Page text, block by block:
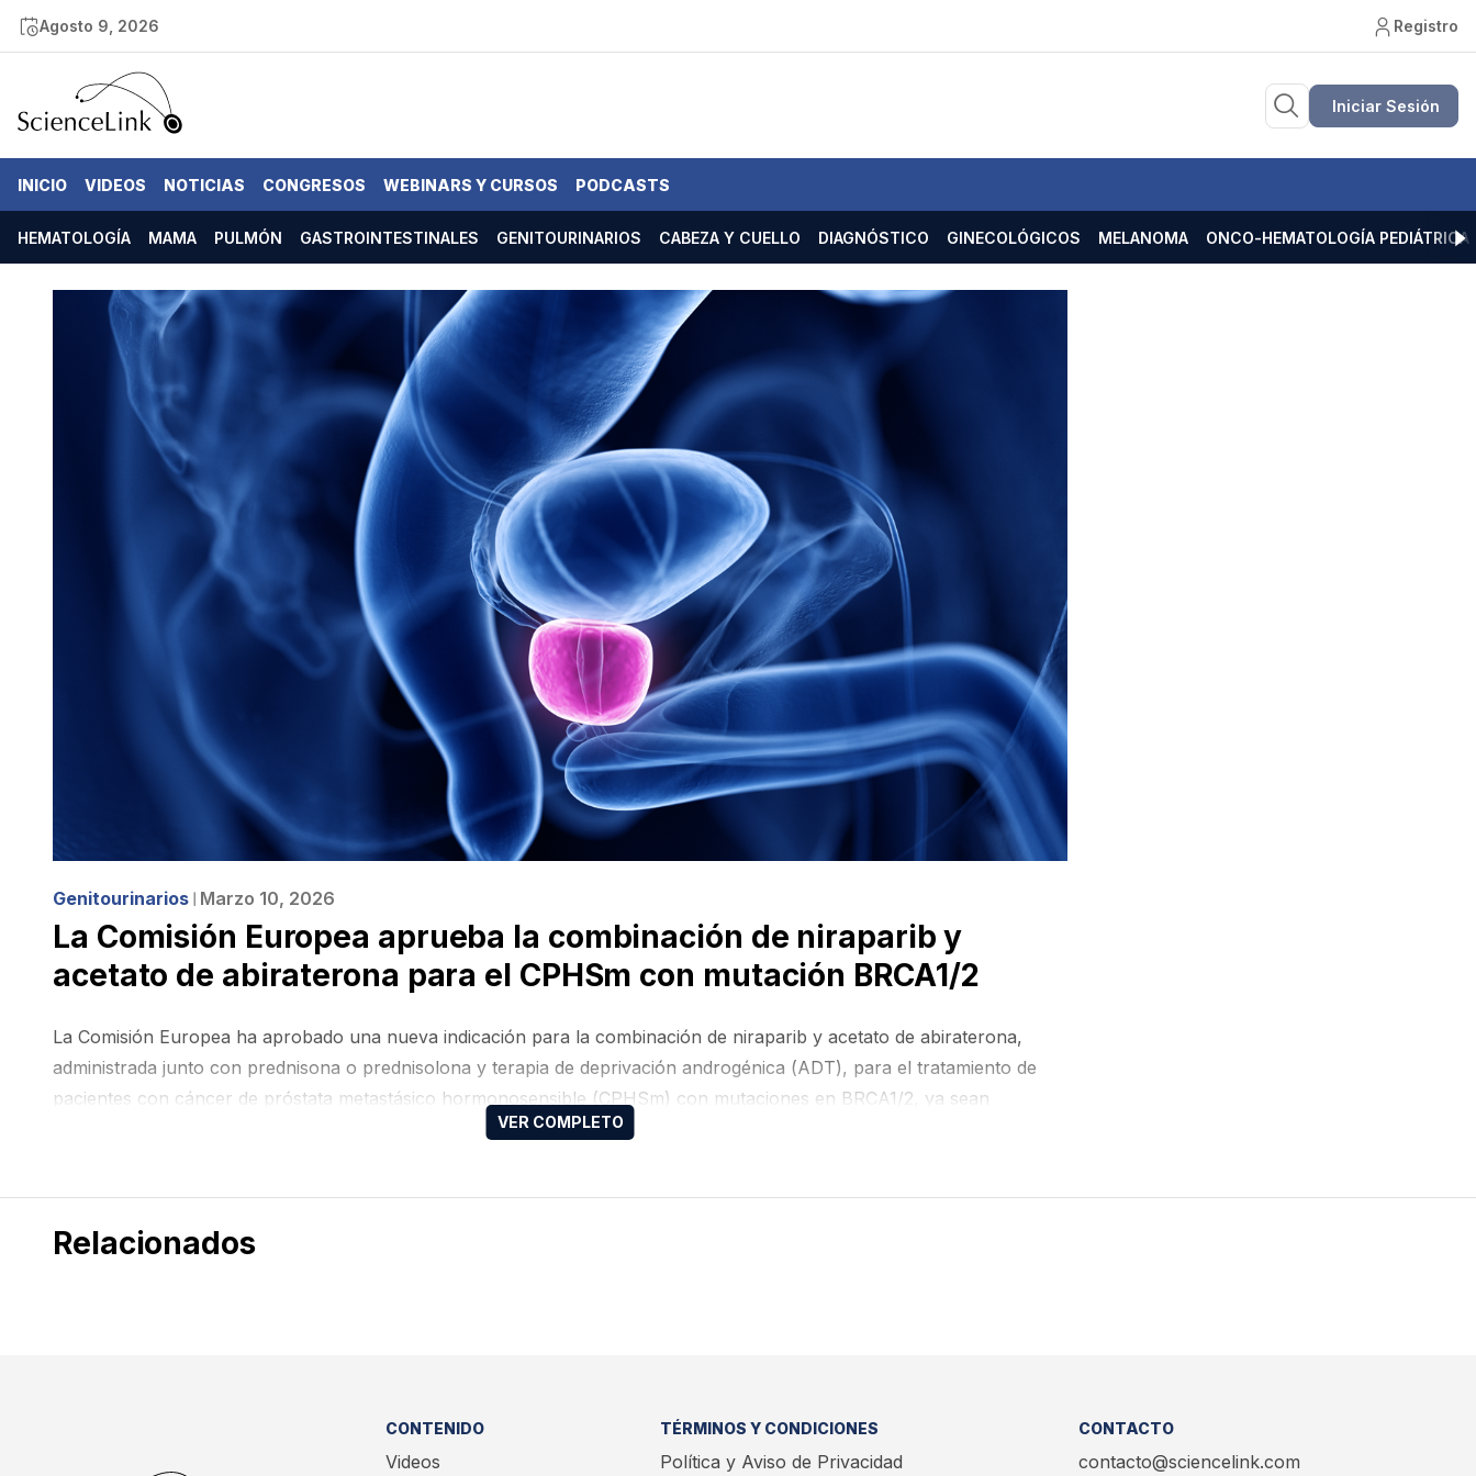
Agosto 9, 2026 Registro
Iniciar Sesión
INICIO VIDEOS NOTICIAS CONGRESOS WEBINARS Y CURSOS PODCASTS
HEMATOLOGÍA MAMA PULMÓN GASTROINTESTINALES GENITOURINARIOS CABEZA Y CUELLO DIAGNÓSTICO GINECOLÓGICOS MELANOMA ONCO-HEMATOLOGÍA PEDIÁTRICA
Genitourinarios ❘ Marzo 10, 2026
La Comisión Europea aprueba la combinación de niraparib y
acetato de abiraterona para el CPHSm con mutación BRCA1/2
La Comisión Europea ha aprobado una nueva indicación para la combinación de niraparib y acetato de abiraterona,
administrada junto con prednisona o prednisolona y terapia de deprivación androgénica (ADT), para el tratamiento de
pacientes con cáncer de próstata metastásico hormonosensible (CPHSm) con mutaciones en BRCA1/2, ya sean
Relacionados
CONTENIDO
Videos
TÉRMINOS Y CONDICIONES
Política y Aviso de Privacidad
CONTACTO
contacto@sciencelink.com